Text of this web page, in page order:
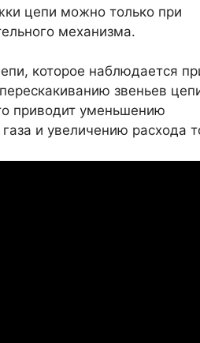
цепи можно только при
механизма.
которое наблюдается
звеньев
приводит уменьшению
и увеличению расхода